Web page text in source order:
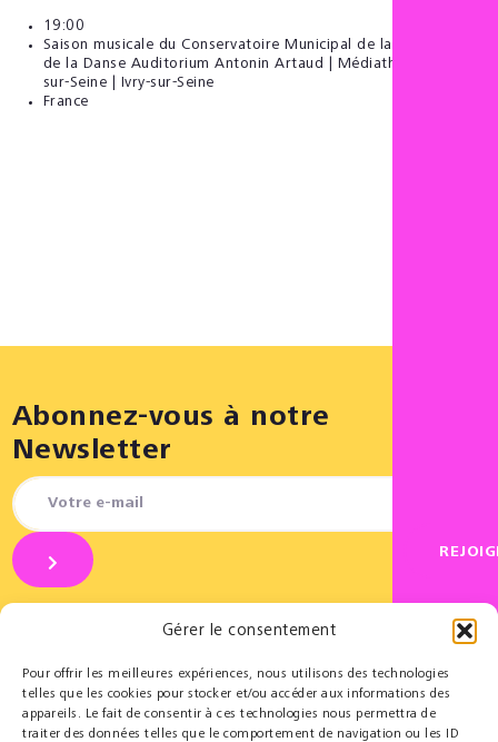
Gérer le consentement
Pour offrir les meilleures expériences, nous utilisons des technologies
telles que les cookies pour stocker et/ou accéder aux informations des
appareils. Le fait de consentir à ces technologies nous permettra de
traiter des données telles que le comportement de navigation ou les ID
19:00
Saison musicale du Conservatoire Municipal de la Musique et
de la Danse Auditorium Antonin Artaud | Médiathèque d'Ivry-
sur-Seine | Ivry-sur-Seine
France
Abonnez-vous à notre
Newsletter
Partenaires Éducatif